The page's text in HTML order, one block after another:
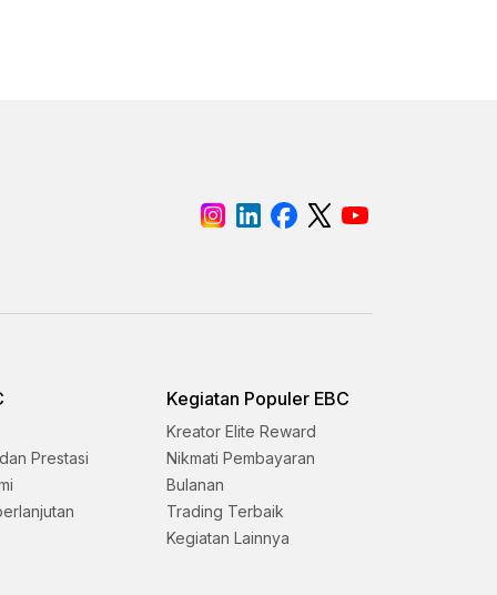
Prestasi
Kegiatan Populer EBC
Kreator Elite Reward
Nikmati Pembayaran
Bulanan
Trading Terbaik
Kegiatan Lainnya